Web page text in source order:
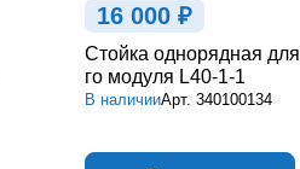
16 000 ₽
Стойка однорядная
го модуля L40-1-1
В наличииАрт. 340100134